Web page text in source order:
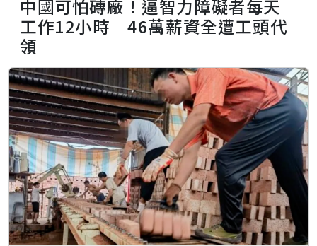
中國可怕磚廠！逼智力障礙者每天
工作12小時 46萬薪資全遭工頭代
領